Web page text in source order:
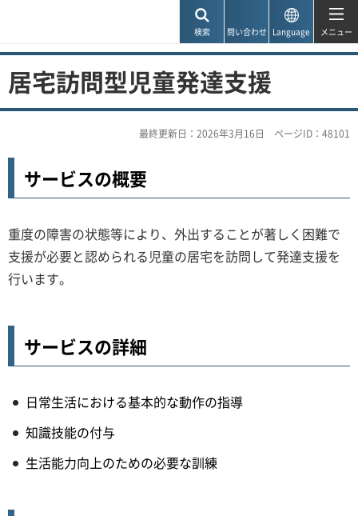
検索 問い合わせ Language メニュー
居宅訪問型児童発達支援
最終更新日：2026年3月16日 ページID：48101
サービスの概要
重度の障害の状態等により、外出することが著しく困難で
支援が必要と認められる児童の居宅を訪問して発達支援を
行います。
サービスの詳細
日常生活における基本的な動作の指導
知識技能の付与
生活能力向上のための必要な訓練